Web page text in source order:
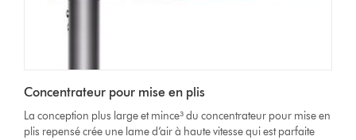
Concentrateur pour mise en plis
La conception plus large et mince³ du concentrateur pour mise en
plis repensé crée une lame d’air à haute vitesse qui est parfaite